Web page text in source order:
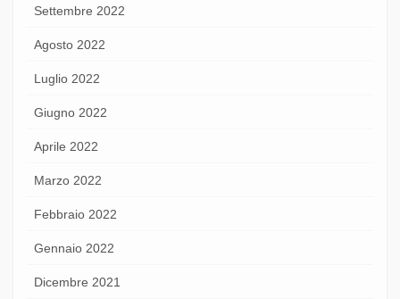
Settembre 2022
Agosto 2022
Luglio 2022
Giugno 2022
Aprile 2022
Marzo 2022
Febbraio 2022
Gennaio 2022
Dicembre 2021